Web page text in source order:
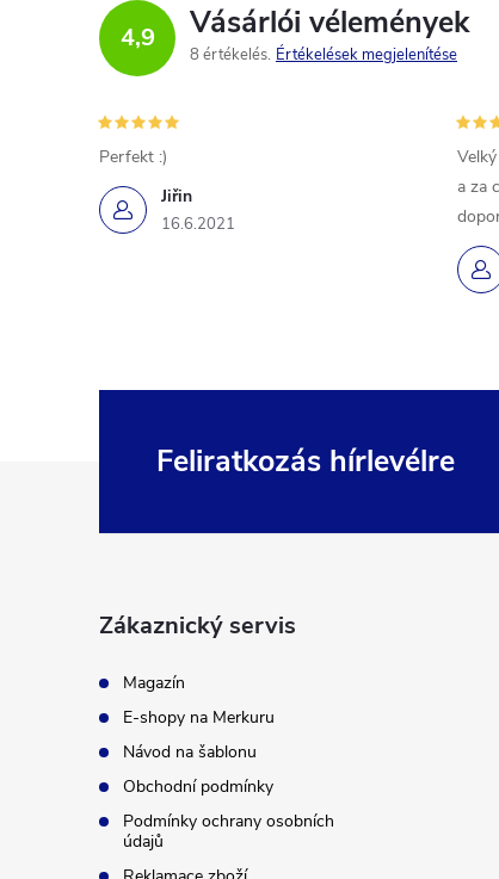
4,9 Vásárlói vélemények
8 értékelés Értékelések megjelenítése
Jiřin
16.6.2021
Perfekt :)
a za
Feliratkozás hírlevélre
Zákaznický servis
Magazín
E-shopy na Merkuru
Návod na šablonu
Obchodní podmínky
Podmínky ochrany osobních
údajů